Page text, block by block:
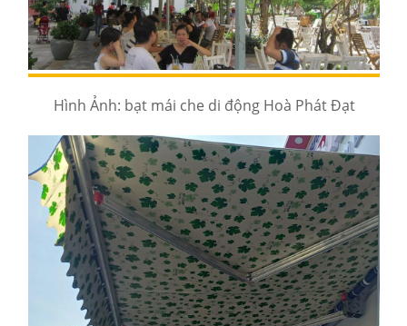
Hình Ảnh: bạt mái che di động Hoà Phát Đạt